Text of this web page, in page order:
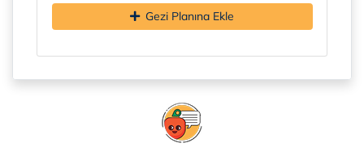
Gezi Planına Ekle